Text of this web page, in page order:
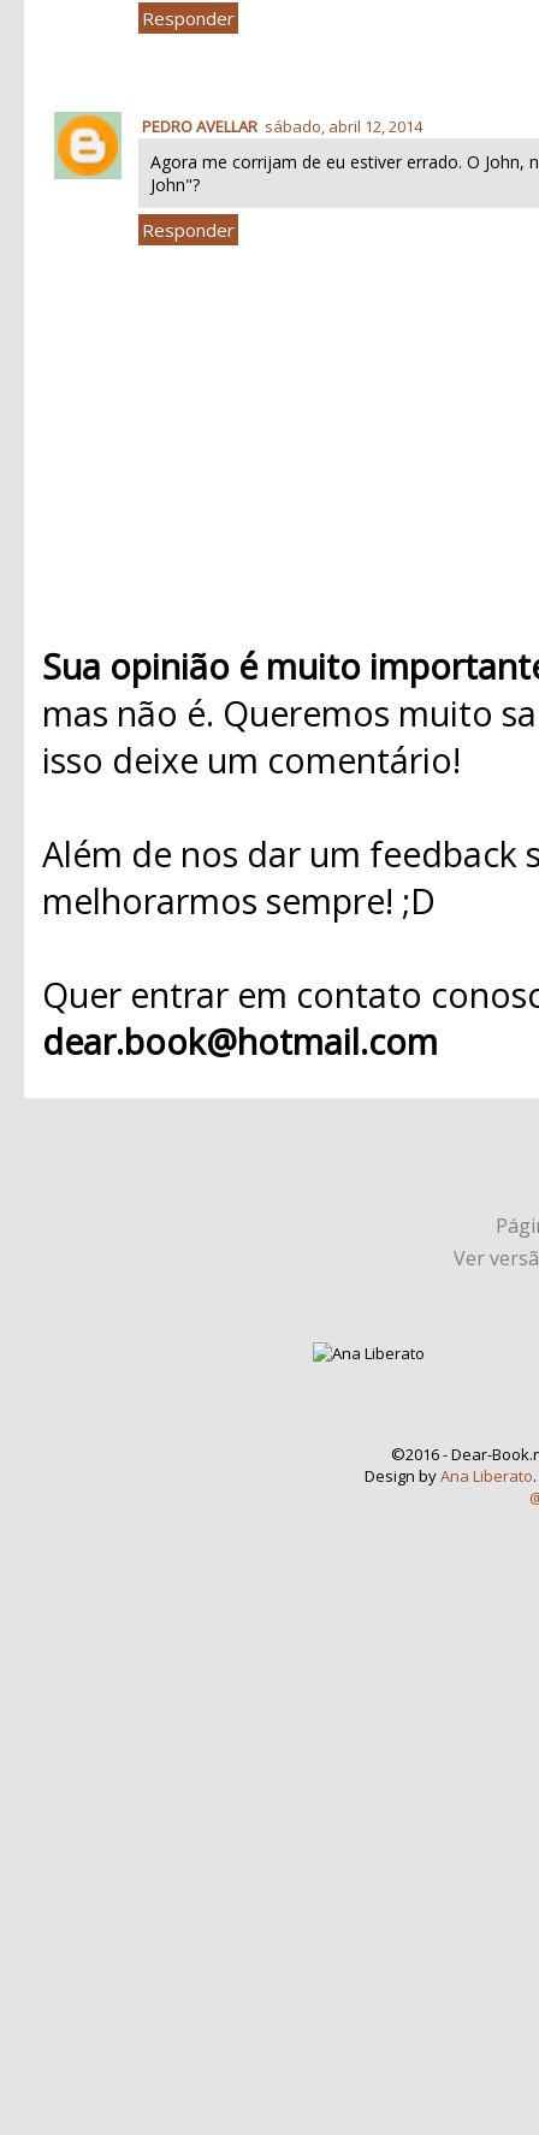
Responder
PEDRO AVELLAR sábado, abril 12, 2014
Agora me corrijam de eu estiver errado. O John,
John"?
Responder
Sua opinião é muito
mas não é. Queremos muito
isso deixe um comentário!
Além de nos dar um
melhorarmos sempre! ;D
Quer entrar em contato
dear.book@hotmail.com
Ver
©2016 - Dear-
Design byAna Liberato